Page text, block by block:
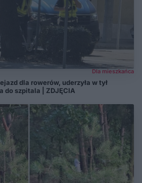
Dla mieszkańca
dla rowerów, uderzyła w tył
do szpitala | ZDJĘCIA